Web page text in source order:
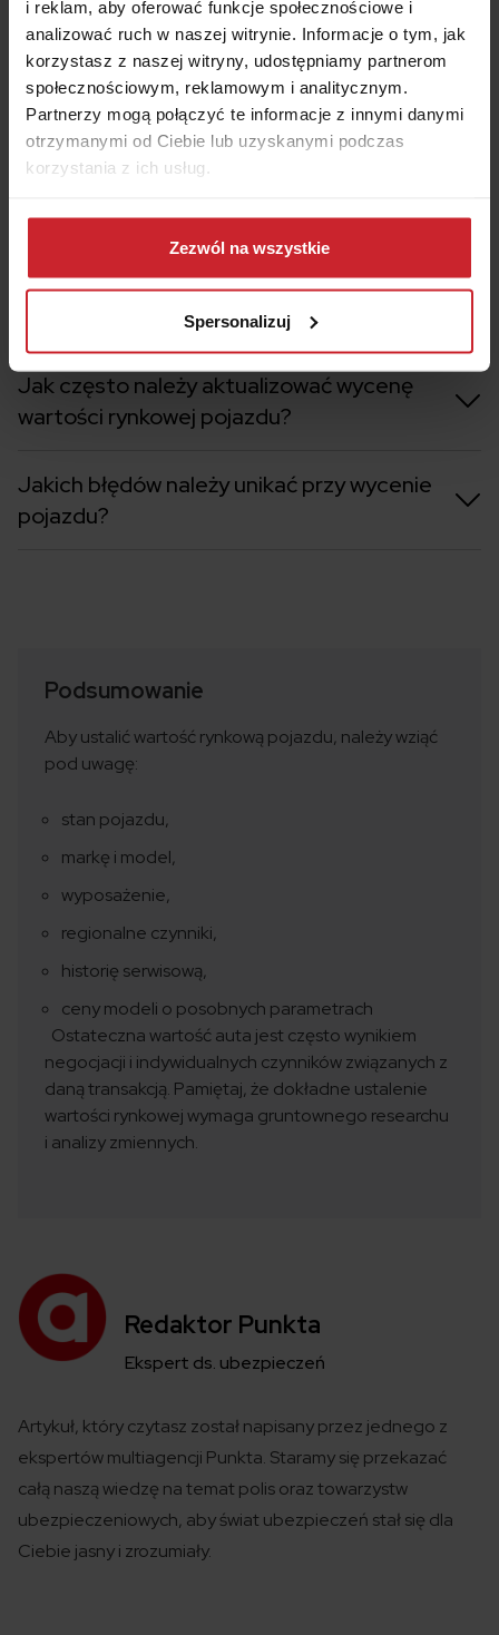
i reklam, aby oferować funkcje społecznościowe i
analizować ruch w naszej witrynie. Informacje o tym, jak
korzystasz z naszej witryny, udostępniamy partnerom
społecznościowym, reklamowym i analitycznym.
Partnerzy mogą połączyć te informacje z innymi danymi
otrzymanymi od Ciebie lub uzyskanymi podczas
korzystania z ich usług.
Dowiedz się więcej na temat tego, kim jesteśmy, jak
można się z nami skontaktować i w jaki sposób
przetwarzamy dane osobowe w ramachPolityki
Zezwól na wszystkie
Spersonalizuj
Pytania i odpowiedzi
Jakie metody można użyć do określenia
wartości rynkowej pojazdu?
rzeczoznawcy motoryzacyjnego?
Czy historia pojazdu ma wpływ na jego
wartość rynkową?
Jak często należy aktualizować wycenę
wartości rynkowej pojazdu?
Jakich błędów należy unikać przy wycenie
pojazdu?
Podsumowanie
Aby ustalić wartość rynkową pojazdu, należy wziąć
pod uwagę:
stan pojazdu,
markę i model,
wyposażenie,
regionalne czynniki,
historię serwisową,
ceny modeli o posobnych parametrach
Ostateczna wartość auta jest często wynikiem
negocjacji i indywidualnych czynników związanych z
daną transakcją. Pamiętaj, że dokładne ustalenie
wartości rynkowej wymaga gruntownego researchu
i analizy zmiennych.
Redaktor Punkta
Ekspert ds. ubezpieczeń
Artykuł, który czytasz zostałnapisanyprzez jednego z
ekspertówmultiagencji Punkta. Staramy się przekazać
całą naszą wiedzę na temat polisoraz towarzystw
ubezpieczeniowych, aby świat ubezpieczeń stał się dla
Ciebie jasny i zrozumiały.